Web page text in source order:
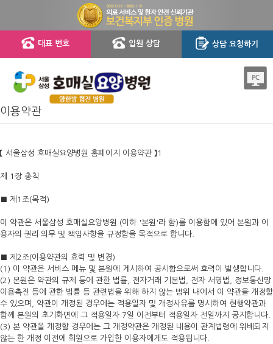
대표 번호 입원 상담 상담 요청하기
이용약관
【 서울삼성 호매실요양병원 홈페이지 이용약관 】1
제 1장 총칙
■ 제1조(목적)
이 약관은 서울삼성 호매실요양병원 (이하 '본원'라 함)를 이용함에 있어 본원과 이
용자의 권리·의무 및 책임사항을 규정함을 목적으로 합니다.
■ 제2조(이용약관의 효력 및 변경)
(1) 이 약관은 서비스 메뉴 및 본원에 게시하여 공시함으로써 효력이 발생합니다.
(2) 본원은 약관의 규제 등에 관한 법률, 전자거래 기본법, 전자 서명법, 정보통신망
이용촉진 등에 관한 법률 등 관련법을 위해 하지 않는 범위 내에서 이 약관을 개정할
수 있으며, 약관이 개정된 경우에는 적용일자 및 개정사유를 명시하여 현행약관과
함께 본원의 초기화면에 그 적용일자 7일 이전부터 적용일자 전일까지 공지합니다.
(3) 본 약관을 개정할 경우에는 그 개정약관은 개정된 내용이 관계법령에 위배되지
않는 한 개정 이전에 회원으로 가입한 이용자에게도 적용됩니다.